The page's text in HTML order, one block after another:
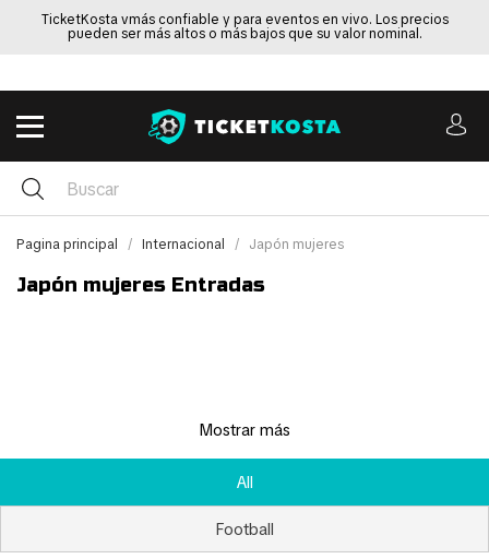
TicketKosta vmás confiable y para eventos en vivo. Los precios
pueden ser más altos o más bajos que su valor nominal.
Pagina principal Internacional Japón mujeres
Japón mujeres Entradas
Mostrar más
All
Football